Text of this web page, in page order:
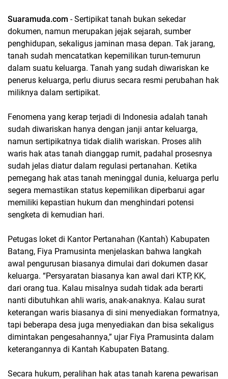
Suaramuda.com - Sertipikat tanah bukan sekedar
dokumen, namun merupakan jejak sejarah, sumber
penghidupan, sekaligus jaminan masa depan. Tak jarang,
tanah sudah mencatatkan kepemilikan turun-temurun
dalam suatu keluarga. Tanah yang sudah diwariskan ke
penerus keluarga, perlu diurus secara resmi perubahan hak
miliknya dalam sertipikat.
Fenomena yang kerap terjadi di Indonesia adalah tanah
sudah diwariskan hanya dengan janji antar keluarga,
namun sertipikatnya tidak dialih wariskan. Proses alih
waris hak atas tanah dianggap rumit, padahal prosesnya
sudah jelas diatur dalam regulasi pertanahan. Ketika
pemegang hak atas tanah meninggal dunia, keluarga perlu
segera memastikan status kepemilikan diperbarui agar
memiliki kepastian hukum dan menghindari potensi
sengketa di kemudian hari.
Petugas loket di Kantor Pertanahan (Kantah) Kabupaten
Batang, Fiya Pramusinta menjelaskan bahwa langkah
awal pengurusan biasanya dimulai dari dokumen dasar
keluarga. “Persyaratan biasanya kan awal dari KTP, KK,
dari orang tua. Kalau misalnya sudah tidak ada berarti
nanti dibutuhkan ahli waris, anak-anaknya. Kalau surat
keterangan waris biasanya di sini menyediakan formatnya,
tapi beberapa desa juga menyediakan dan bisa sekaligus
dimintakan pengesahannya,” ujar Fiya Pramusinta dalam
keterangannya di Kantah Kabupaten Batang.
Secara hukum, peralihan hak atas tanah karena pewarisan